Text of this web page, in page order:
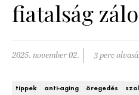
ÉLETMÓD
PÁRKAPCSOLAT
fiatalság
2025. november 02. 3 perc
tippek anti-aging öregedés